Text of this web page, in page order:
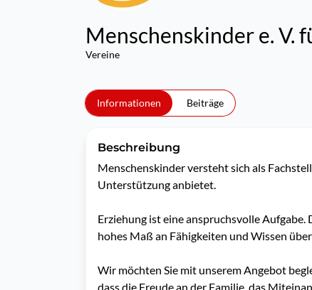
Menschenskinder e. V.
Vereine
Informationen Beiträge
Beschreibung
Menschenskinder versteht sich als
Unterstützung anbietet.
Erziehung ist eine anspruchsvolle
hohes Maß an Fähigkeiten und Wissen
Wir möchten Sie mit unserem Angebot
dass die Freude an der Familie, das